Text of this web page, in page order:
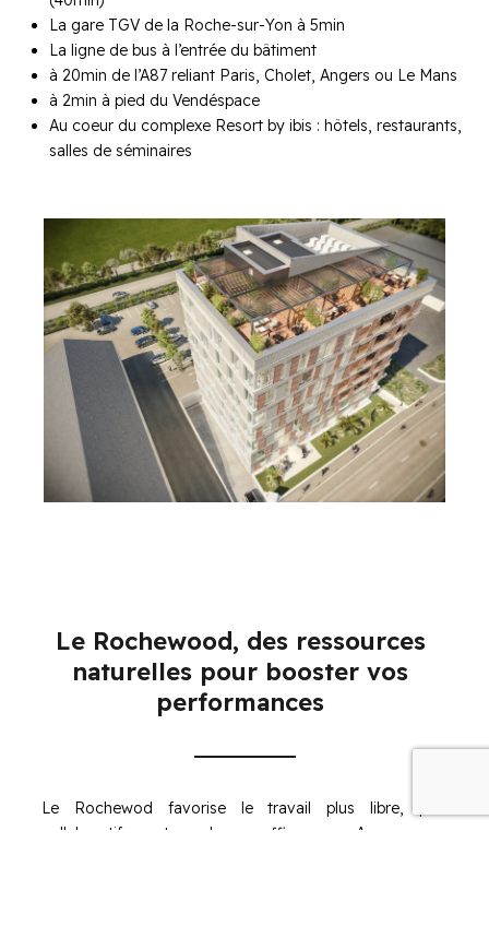
La gare TGV de la Roche-sur-Yon à 5min
La ligne de bus à l’entrée du bâtiment
à 20min de l’A87 reliant Paris, Cholet, Angers ou Le Mans
à 2min à pied du Vendéspace
Au coeur du complexe Resort by ibis : hôtels, restaurants,
salles de séminaires
Le Rochewood, des ressources
naturelles pour booster vos
performances
Le Rochewod favorise le travail plus libre, plus
collaboratif et plus efficace. Avec ses